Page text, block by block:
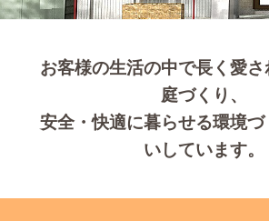
お客様の生活の中で長く愛
庭づくり、
安全・快適に暮らせる環境
いしています。